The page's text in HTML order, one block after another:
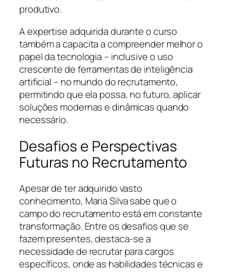
produtivo.
A expertise adquirida durante o curso
também a capacita a compreender melhor o
papel da tecnologia – inclusive o uso
crescente de ferramentas de inteligência
artificial – no mundo do recrutamento,
permitindo que ela possa, no futuro, aplicar
soluções modernas e dinâmicas quando
necessário.
Desafios e Perspectivas
Futuras no Recrutamento
Apesar de ter adquirido vasto
conhecimento, Maria Silva sabe que o
campo do recrutamento está em constante
transformação. Entre os desafios que se
fazem presentes, destaca-se a
necessidade de recrutar para cargos
específicos, onde as habilidades técnicas e